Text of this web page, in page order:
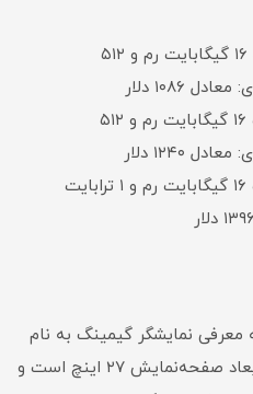
پردازنده‌ی i5-11300H به همراه ۱۶ گیگابایت رم و ۵۱۲
۱۰۸۶ دلار
پردازنده‌ی i7-11370H به همراه ۱۶ گیگابایت رم و ۵۱۲
۱۲۴۰ دلار
پردازنده‌ی i7-11370H به همراه ۱۶ گیگابایت رم و ۱ ترابایت
معرفی نمایشگر گیمینگ به نام
میت ویو GT پرداخته که دارای ابعاد صفحه‌نمایش ۲۷ اینچ است و